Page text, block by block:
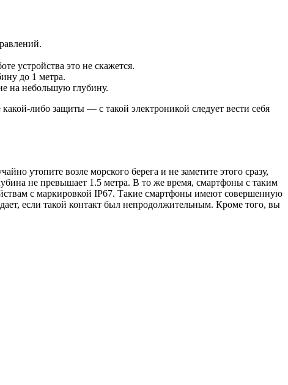
устройства это не скажется.
до 1 метра.
на небольшую глубину.
либо защиты — с такой электроникой следует вести себя
утопите возле морского берега и не заметите этого сразу,
не превышает 1.5 метра. В то же время, смартфоны с таким
с маркировкой IP67. Такие смартфоны имеют совершенную
если такой контакт был непродолжительным. Кроме того, вы